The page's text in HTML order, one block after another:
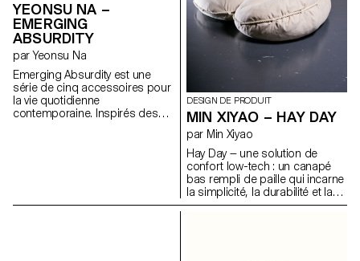
YEONSU NA –
EMERGING
ABSURDITY
par Yeonsu Na
Emerging Absurdity est une
série de cinq accessoires pour
la vie quotidienne
contemporaine. Inspirés des
bague avec fil dentaire, un
DESIGN DE PRODUIT
MIN XIYAO – HAY DAY
par Min Xiyao
Hay Day — une solution de
confort low-tech : un canapé
bas rempli de paille qui incarne
la simplicité, la durabilité et la
chaleur tactile. Contrairement